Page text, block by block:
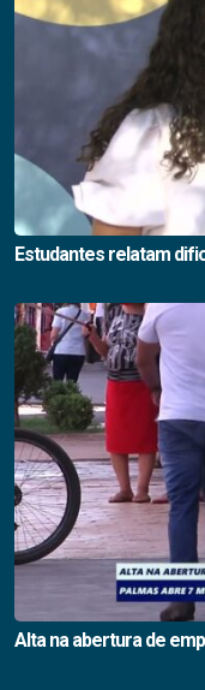
Estudantes relatam
Alta na abertura de